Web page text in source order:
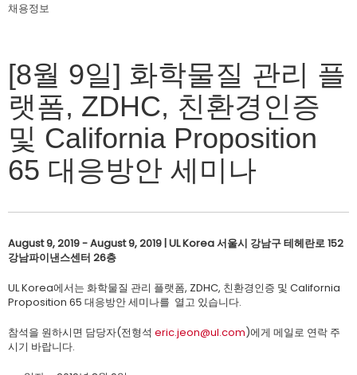
채용정보
[8월 9일] 화학물질 관리 플
랫폼, ZDHC, 친환경인증
및 California Proposition
65 대응방안 세미나
August 9, 2019 - August 9, 2019 | UL Korea 서울시 강남구 테헤란로 152
강남파이낸스센터 26층
UL Korea에서는 화학물질 관리 플랫폼, ZDHC, 친환경인증 및 California
Proposition 65 대응방안 세미나를 열고 있습니다.
참석을 원하시면 담당자(전형석 eric.jeon@ul.com)에게 메일로 연락 주
시기 바랍니다.